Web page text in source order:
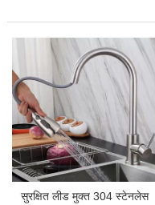
सुरक्षित लीड मुक्त 304 स्टेनलेस
सबसे अच्छी कीमत